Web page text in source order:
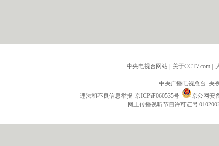
中央电视台网站 关于CCTV.com
中央广播电视总台 央
违法和不良信息举报 京ICP证060535号
京公网安
网上传播视听节目许可证号